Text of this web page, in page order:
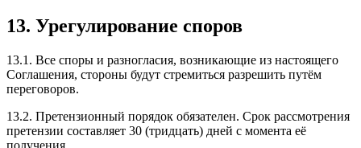
13. Урегулирование споров
13.1. Все споры и разногласия, возникающие из настоящего
Соглашения, стороны будут стремиться разрешить путём
переговоров.
13.2. Претензионный порядок обязателен. Срок рассмотрения
претензии составляет 30 (тридцать) дней с момента её